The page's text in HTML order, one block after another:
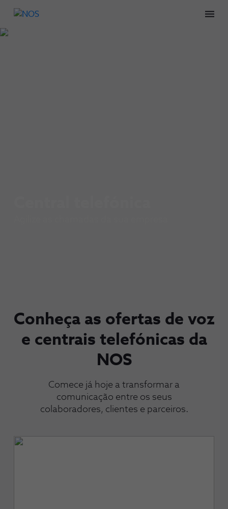
Conheça as ofertas de voz
e centrais telefónicas da
NOS
Comece já hoje a transformar a
comunicação entre os seus
colaboradores, clientes e parceiros.